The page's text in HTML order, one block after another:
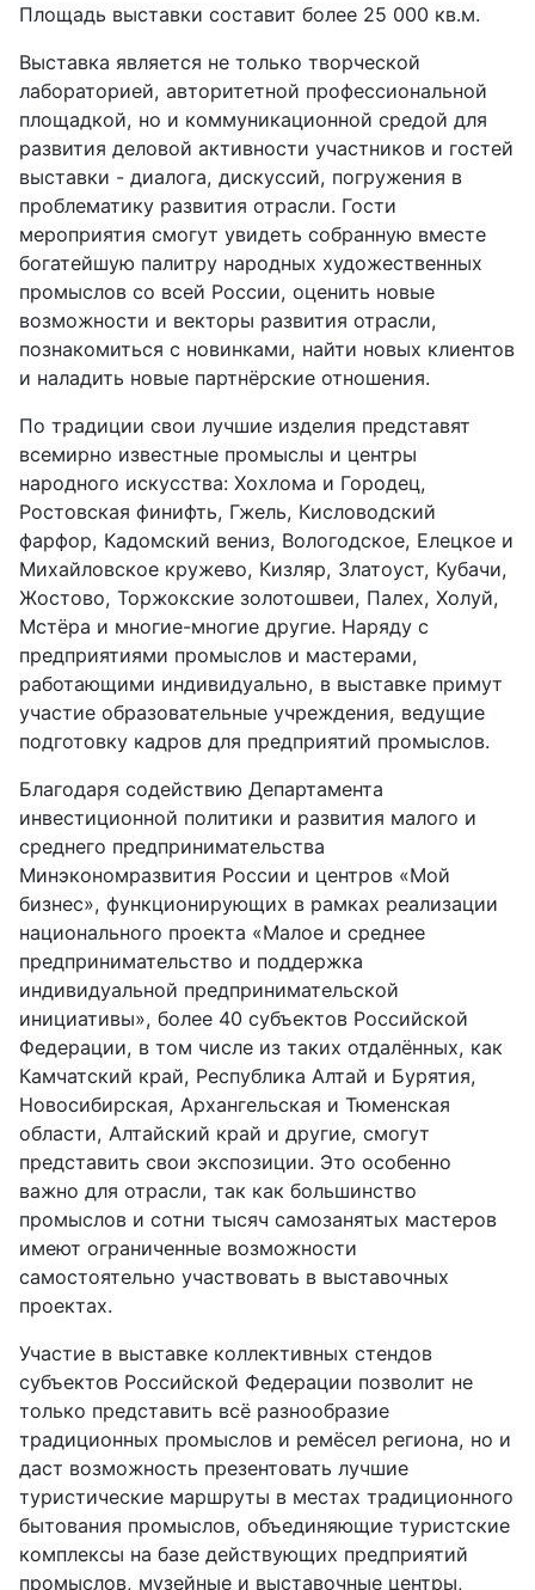
Площадь выставки составит более 25 000 кв.м.
Выставка является не только творческой
лабораторией, авторитетной профессиональной
площадкой, но и коммуникационной средой для
развития деловой активности участников и гостей
выставки - диалога, дискуссий, погружения в
проблематику развития отрасли. Гости
мероприятия смогут увидеть собранную вместе
богатейшую палитру народных художественных
промыслов со всей России, оценить новые
возможности и векторы развития отрасли,
познакомиться с новинками, найти новых клиентов
и наладить новые партнёрские отношения.
По традиции свои лучшие изделия представят
всемирно известные промыслы и центры
народного искусства: Хохлома и Городец,
Ростовская финифть, Гжель, Кисловодский
фарфор, Кадомский вениз, Вологодское, Елецкое и
Михайловское кружево, Кизляр, Златоуст, Кубачи,
Жостово, Торжокские золотошвеи, Палех, Холуй,
Мстёра и многие-многие другие. Наряду с
предприятиями промыслов и мастерами,
работающими индивидуально, в выставке примут
участие образовательные учреждения, ведущие
подготовку кадров для предприятий промыслов.
Благодаря содействию Департамента
инвестиционной политики и развития малого и
среднего предпринимательства
Минэкономразвития России и центров «Мой
бизнес», функционирующих в рамках реализации
национального проекта «Малое и среднее
предпринимательство и поддержка
индивидуальной предпринимательской
инициативы», более 40 субъектов Российской
Федерации, в том числе из таких отдалённых, как
Камчатский край, Республика Алтай и Бурятия,
Новосибирская, Архангельская и Тюменская
области, Алтайский край и другие, смогут
представить свои экспозиции. Это особенно
важно для отрасли, так как большинство
промыслов и сотни тысяч самозанятых мастеров
имеют ограниченные возможности
самостоятельно участвовать в выставочных
проектах.
Участие в выставке коллективных стендов
субъектов Российской Федерации позволит не
только представить всё разнообразие
традиционных промыслов и ремёсел региона, но и
даст возможность презентовать лучшие
туристические маршруты в местах традиционного
бытования промыслов, объединяющие туристские
комплексы на базе действующих предприятий
промыслов, музейные и выставочные центры,